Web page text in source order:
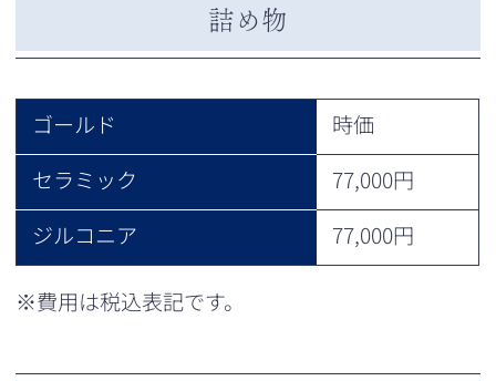
詰め物
ゴールド
時価
セラミック
77,000円
ジルコニア
77,000円
※費用は税込表記です。